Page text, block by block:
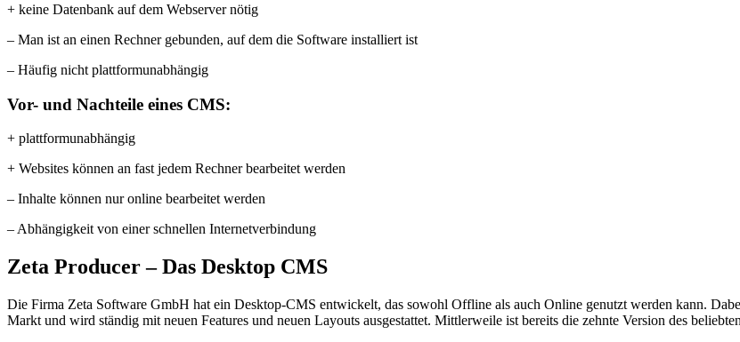
+ keine Datenbank auf dem Webserver nötig
– Man ist an einen Rechner gebunden, auf dem die Software installiert ist
– Häufig nicht plattformunabhängig
Vor- und Nachteile eines CMS:
+ plattformunabhängig
+ Websites können an fast jedem Rechner bearbeitet werden
– Inhalte können nur online bearbeitet werden
– Abhängigkeit von einer schnellen Internetverbindung
Zeta Producer – Das Desktop CMS
Die Firma Zeta Software GmbH hat ein Desktop-CMS entwickelt, das sowohl Offline als auch Online genutzt werden kann.
Markt und wird ständig mit neuen Features und neuen Layouts ausgestattet. Mittlerweile ist bereits die zehnte Version des